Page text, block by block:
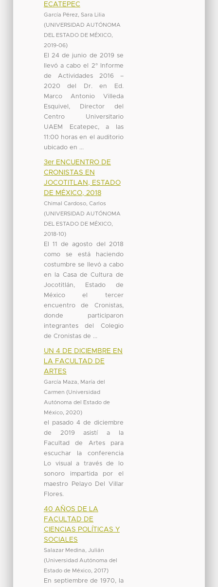
ECATEPEC
García Pérez, Sara Lilia
(UNIVERSIDAD AUTÓNOMA
DEL ESTADO DE MÉXICO,
2019-06)
El 24 de junio de 2019 se
llevó a cabo el 2° Informe
de Actividades 2016 –
2020 del Dr. en Ed.
Marco Antonio Villeda
Esquivel, Director del
Centro Universitario
UAEM Ecatepec, a las
11:00 horas en el auditorio
ubicado en ...
3er ENCUENTRO DE
CRONISTAS EN
JOCOTITLAN, ESTADO
DE MÉXICO, 2018
Chimal Cardoso, Carlos
(UNIVERSIDAD AUTÓNOMA
DEL ESTADO DE MÉXICO,
2018-10)
El 11 de agosto del 2018
como se está haciendo
costumbre se llevó a cabo
en la Casa de Cultura de
Jocotitlán, Estado de
México el tercer
encuentro de Cronistas,
donde participaron
integrantes del Colegio
de Cronistas de ...
UN 4 DE DICIEMBRE EN
LA FACULTAD DE
ARTES
García Maza, María del
Carmen (Universidad
Autónoma del Estado de
México, 2020)
el pasado 4 de diciembre
de 2019 asistí a la
Facultad de Artes para
escuchar la conferencia
Lo visual a través de lo
sonoro impartida por el
maestro Pelayo Del Villar
Flores.
40 AÑOS DE LA
FACULTAD DE
CIENCIAS POLÍTICAS Y
SOCIALES
Salazar Medina, Julián
(Universidad Autónoma del
Estado de México, 2017)
En septiembre de 1970, la